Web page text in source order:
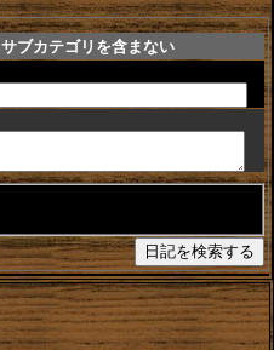
サブカテゴリを含まない